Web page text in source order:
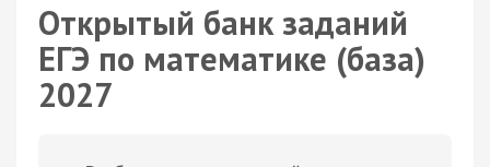
Открытый банк заданий
ЕГЭ по математике (база)
2027